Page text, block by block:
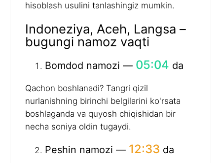
hisoblash usulini tanlashingiz mumkin.
Indoneziya, Aceh, Langsa –
bugungi namoz vaqti
Bomdod namozi — 05:04 da
Qachon boshlanadi? Tangri qizil
nurlanishning birinchi belgilarini ko'rsata
boshlaganda va quyosh chiqishidan bir
necha soniya oldin tugaydi.
Peshin namozi — 12:33 da